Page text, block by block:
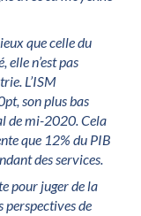
que celle du
elle n’est pas
L’ISM
son plus bas
de mi-2020. Cela
que 12% du PIB
des services.
pour juger de la
perspectives de